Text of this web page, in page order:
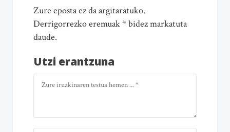
Zure eposta ez da argitaratuko.
Derrigorrezko eremuak * bidez markatuta
daude.
Utzi erantzuna